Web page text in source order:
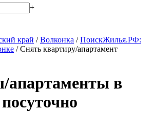
+
край /Волконка /ПоискЖилья.РФ:
/ Снять квартиру/апартамент
апартаменты в